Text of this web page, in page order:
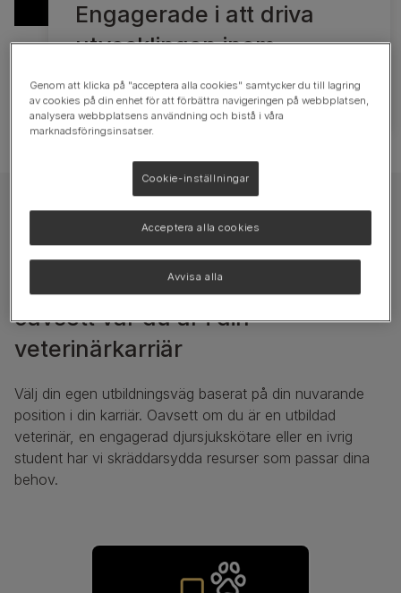
Engagerade i att driva
utvecklingen inom
djurnäring
Sök nu
Vet Academy
Utbildning för att hjälpa dig,
oavsett var du är i din
veterinärkarriär
Välj din egen utbildningsväg baserat på din nuvarande
position i din karriär. Oavsett om du är en utbildad
veterinär, en engagerad djursjukskötare eller en ivrig
student har vi skräddarsydda resurser som passar dina
behov.
Genom att klicka på "acceptera alla cookies" samtycker du till lagring
av cookies på din enhet för att förbättra navigeringen på webbplatsen,
analysera webbplatsens användning och bistå i våra
marknadsföringsinsatser.
Cookie-inställningar
Avvisa alla
Acceptera alla cookies